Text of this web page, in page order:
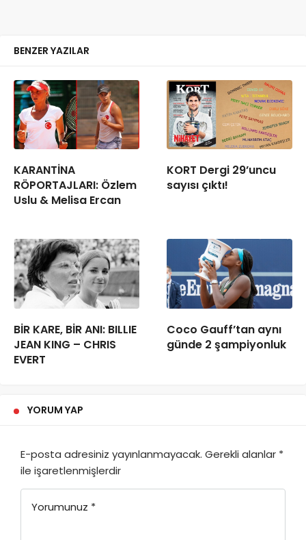
BENZER YAZILAR
KARANTİNA
RÖPORTAJLARI: Özlem
Uslu & Melisa Ercan
KORT Dergi 29’uncu
sayısı çıktı!
BİR KARE, BİR ANI: BILLIE
JEAN KING – CHRIS
EVERT
Coco Gauff’tan aynı
günde 2 şampiyonluk
YORUM YAP
E-posta adresiniz yayınlanmayacak. Gerekli alanlar *
ile işaretlenmişlerdir
Yorumunuz *